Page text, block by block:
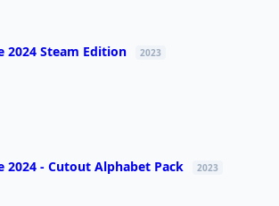
2024 Steam Edition 2023
2024 - Cutout Alphabet Pack 2023